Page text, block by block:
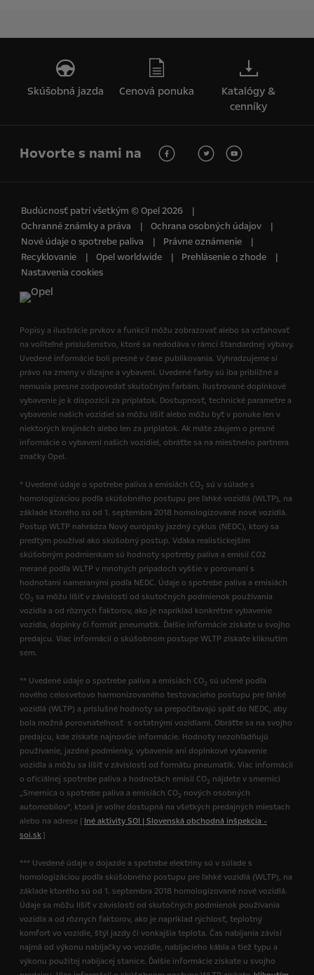
Skúšobná jazda Cenová ponuka
Katalógy &
cenníky
Hovorte s nami na
Budúcnosť patrí všetkým © Opel 2026
Ochranné známky a práva
Ochrana osobných údajov
Nové údaje o spotrebe paliva
Právne oznámenie
Recyklovanie
Opel worldwide
Prehlásenie o zhode
Nastavenia cookies
Popisy a ilustrácie prvkov a funkcií môžu zobrazovať alebo sa vzťahovať
na voliteľné príslušenstvo, ktoré sa nedodáva v rámci štandardnej výbavy.
Uvedené informácie boli presné v čase publikovania. Vyhradzujeme si
právo na zmeny v dizajne a vybavení. Uvedené farby sú iba približné a
nemusia presne zodpovedať skutočným farbám. Ilustrované doplnkové
vybavenie je k dispozícii za príplatok. Dostupnosť, technické parametre a
vybavenie našich vozidiel sa môžu líšiť alebo môžu byť v ponuke len v
niektorých krajinách alebo len za príplatok. Ak máte záujem o presné
informácie o vybavení našich vozidiel, obráťte sa na miestneho partnera
značky Opel.
* Uvedené údaje o spotrebe paliva a emisiách CO2 sú v súlade s
homologizáciou podľa skúšobného postupu pre ľahké vozidlá (WLTP), na
základe ktorého sú od 1. septembra 2018 homologizované nové vozidlá.
Postup WLTP nahrádza Nový európsky jazdný cyklus (NEDC), ktorý sa
predtým používal ako skúšobný postup. Vďaka realistickejším
skúšobným podmienkam sú hodnoty spotreby paliva a emisií CO2
merané podľa WLTP v mnohých prípadoch vyššie v porovnaní s
hodnotami nameranými podľa NEDC. Údaje o spotrebe paliva a emisiách
CO2 sa môžu líšiť v závislosti od skutočných podmienok používania
vozidla a od rôznych faktorov, ako je napríklad konkrétne vybavenie
vozidla, doplnky či formát pneumatík. Ďalšie informácie získate u svojho
predajcu. Viac informácií o skúšobnom postupe WLTP získate kliknutím
sem.
** Uvedené údaje o spotrebe paliva a emisiách CO2 sú učené podľa
nového celosvetovo harmonizovaného testovacieho postupu pre ľahké
vozidlá (WLTP) a príslušné hodnoty sa prepočítavajú späť do NEDC, aby
bola možná porovnateľnosť s ostatnými vozidlami. Obráťte sa na svojho
predajcu, kde získate najnovšie informácie. Hodnoty nezohľadňujú
používanie, jazdné podmienky, vybavenie ani doplnkové vybavenie
vozidla a môžu sa líšiť v závislosti od formátu pneumatík. Viac informácií
o oficiálnej spotrebe paliva a hodnotách emisií CO2 nájdete v smernici
„Smernica o spotrebe paliva a emisiách CO2 nových osobných
automobilov“, ktorá je voľne dostupná na všetkých predajných miestach
alebo na adrese [ Iné aktivity SOI | Slovenská obchodná inšpekcia -
soi.sk]
*** Uvedené údaje o dojazde a spotrebe elektriny sú v súlade s
homologizáciou podľa skúšobného postupu pre ľahké vozidlá (WLTP), na
základe ktorého sú od 1. septembra 2018 homologizované nové vozidlá.
Údaje sa môžu líšiť v závislosti od skutočných podmienok používania
vozidla a od rôznych faktorov, ako je napríklad rýchlosť, teplotný
komfort vo vozidle, štýl jazdy či vonkajšia teplota. Čas nabíjania závisí
najmä od výkonu nabíjačky vo vozidle, nabíjacieho kábla a tiež typu a
výkonu použitej nabíjacej stanice. Ďalšie informácie získate u svojho